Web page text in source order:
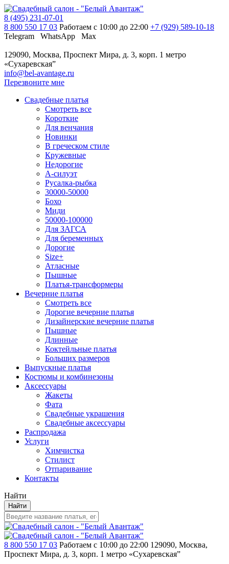
8 (495) 231-07-01
8 800 550 17 03 Работаем с 10:00 до 22:00 +7 (929) 589-10-18
Telegram
WhatsApp Max
129090, Москва, Проспект Мира, д. 3, корп. 1 метро
«Сухаревская”
info@bel-avantage.ru
Перезвоните мне
Свадебные платья
Смотреть все
Короткие
Для венчания
Новинки
В греческом стиле
Кружевные
Недорогие
А-силуэт
Русалка-рыбка
30000-50000
Бохо
Миди
50000-100000
Для ЗАГСА
Для беременных
Дорогие
Size+
Атласные
Пышные
Платья-трансформеры
Вечерние платья
Смотреть все
Дорогие вечерние платья
Дизайнерские вечерние платья
Пышные
Длинные
Коктейльные платья
Больших размеров
Выпускные платья
Костюмы и комбинезоны
Аксессуары
Жакеты
Фата
Свадебные украшения
Свадебные аксессуары
Распродажа
Услуги
Химчистка
Стилист
Отпаривание
Контакты
Найти
Найти
8 800 550 17 03 Работаем с 10:00 до 22:00 129090, Москва,
Проспект Мира, д. 3, корп. 1 метро «Сухаревская”